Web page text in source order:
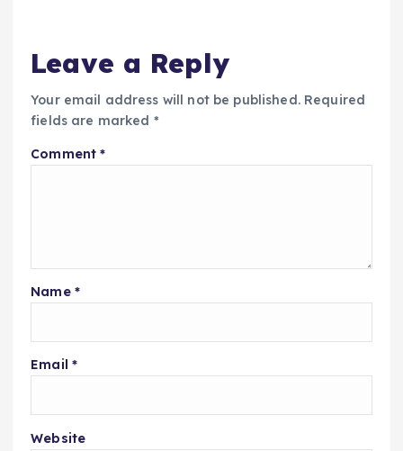
Leave a Reply
Your email address will not be published. Required
fields are marked *
Comment*
Name *
Email *
Website